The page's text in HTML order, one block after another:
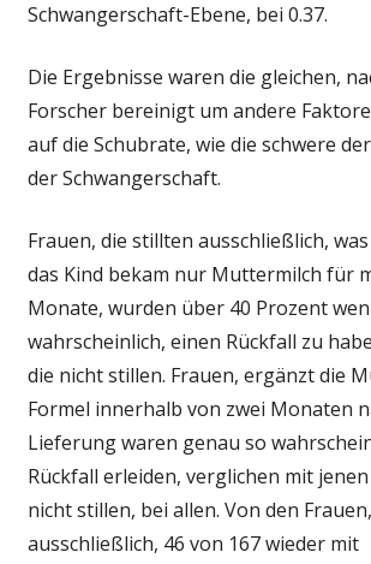
Schwangerschaft-Ebene, bei 0.37.
Die Ergebnisse waren die gleichen,
Forscher bereinigt um andere
auf die Schubrate, wie die schwere
der Schwangerschaft.
Frauen, die stillten ausschließlich,
das Kind bekam nur Muttermilch für
Monate, wurden über 40 Prozent
wahrscheinlich, einen Rückfall zu
die nicht stillen. Frauen, ergänzt die
Formel innerhalb von zwei Monaten
Lieferung waren genau so
Rückfall erleiden, verglichen mit
nicht stillen, bei allen. Von den
ausschließlich, 46 von 167 wieder mit